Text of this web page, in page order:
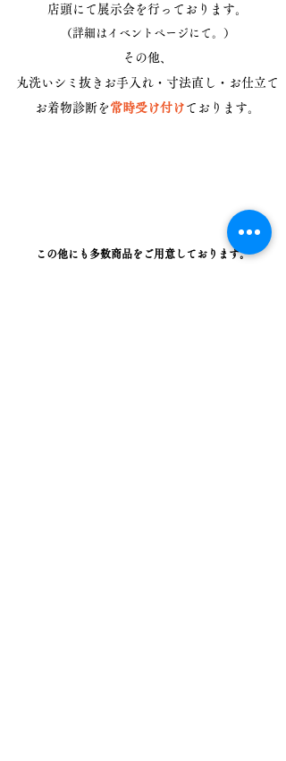
店頭にて展示会を行っております。
（詳細はイベントページにて。）
その他、
丸洗いシミ抜きお手入れ・寸法直し・お仕立て
お着物診断を 常時受け付け ております。
この他にも多数商品をご用意しております。